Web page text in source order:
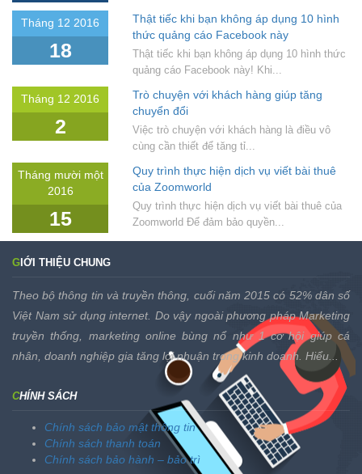
Tháng 12 2016
18
Thật tiếc khi bạn không áp dụng 10 hình
thức quảng cáo Facebook này
Thật tiếc khi bạn không áp dụng 10 hình thức
quảng cáo Facebook này! Khi...
Tháng 12 2016
2
Trò chuyện với khách hàng giúp tăng
chuyển đổi
Việc trò chuyện với khách hàng là điều vô
cùng cần thiết để tăng tỉ...
Tháng mười một
2016
15
Quy trình thực hiện dịch vụ viết bài thuê
của Zoomworld
Quy trình thực hiện dịch vụ viết bài thuê của
Zoomworld Để đảm bảo quyền...
GIỚI THIỆU CHUNG
Theo bộ thông tin và truyền thông, cuối năm 2015 có 52% dân số
Việt Nam sử dụng internet. Do vậy ngoài phương pháp Marketing
truyền thống, marketing online bùng nổ như 1 cơ hội giúp cá
nhân, doanh nghiệp gia tăng lợi nhuận trong kinh doanh. Hiểu...
CHÍNH SÁCH
Chính sách bảo mật thông tin
Chính sách thanh toán
Chính sách bảo hành – bảo trì